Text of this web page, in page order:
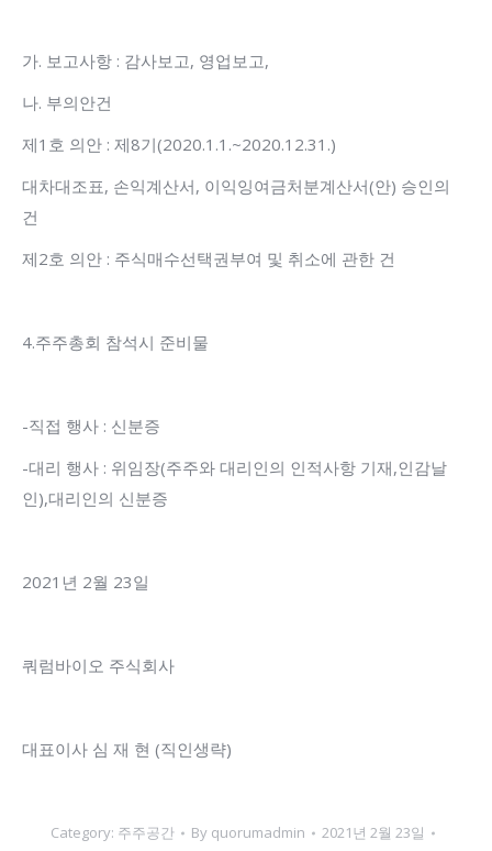
가. 보고사항 : 감사보고, 영업보고,
나. 부의안건
제1호 의안 : 제8기(2020.1.1.~2020.12.31.)
대차대조표, 손익계산서, 이익잉여금처분계산서(안) 승인의
건
제2호 의안 : 주식매수선택권부여 및 취소에 관한 건
4.주주총회 참석시 준비물
-직접 행사 : 신분증
-대리 행사 : 위임장(주주와 대리인의 인적사항 기재,인감날
인),대리인의 신분증
2021년 2월 23일
쿼럼바이오 주식회사
대표이사 심 재 현 (직인생략)
Category: 주주공간 By quorumadmin
2021년 2월 23일